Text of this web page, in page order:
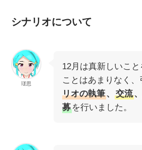
シナリオについて
瑳思
12月は真新しいこと
ことはあまりなく
リオの執筆、交流
募を行いました。